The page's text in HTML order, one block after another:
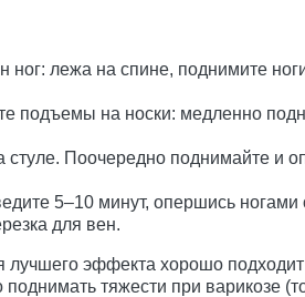
лежа на спине, поднимите
подъемы на носки: медленно
Поочередно поднимайте и
5–10 минут, опершись ногами
для вен.
лучшего эффекта хорошо
тяжести при варикозе